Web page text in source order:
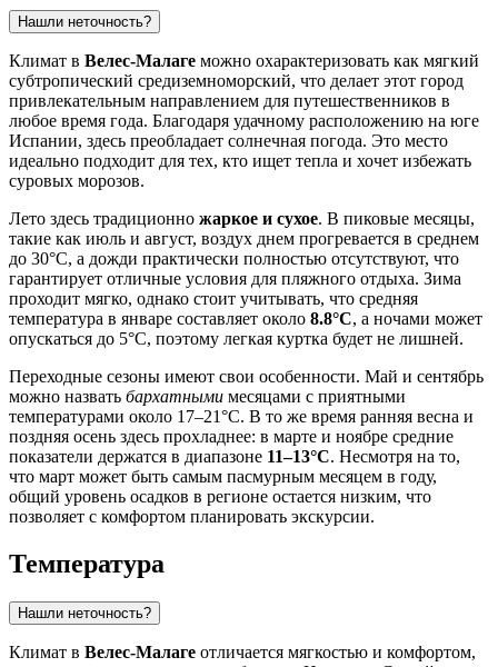
Нашли неточность?
Климат в Велес-Малаге можно охарактеризовать как мягкий
субтропический средиземноморский, что делает этот город
привлекательным направлением для путешественников в
любое время года. Благодаря удачному расположению на юге
Испании, здесь преобладает солнечная погода. Это место
идеально подходит для тех, кто ищет тепла и хочет избежать
суровых морозов.
Лето здесь традиционно жаркое и сухое. В пиковые месяцы,
такие как июль и август, воздух днем прогревается в среднем
до 30°C, а дожди практически полностью отсутствуют, что
гарантирует отличные условия для пляжного отдыха. Зима
проходит мягко, однако стоит учитывать, что средняя
температура в январе составляет около 8.8°C, а ночами может
опускаться до 5°C, поэтому легкая куртка будет не лишней.
Переходные сезоны имеют свои особенности. Май и сентябрь
можно назвать бархатными месяцами с приятными
температурами около 17–21°C. В то же время ранняя весна и
поздняя осень здесь прохладнее: в марте и ноябре средние
показатели держатся в диапазоне 11–13°C. Несмотря на то,
что март может быть самым пасмурным месяцем в году,
общий уровень осадков в регионе остается низким, что
позволяет с комфортом планировать экскурсии.
Температура
Нашли неточность?
Климат в Велес-Малаге отличается мягкостью и комфортом,